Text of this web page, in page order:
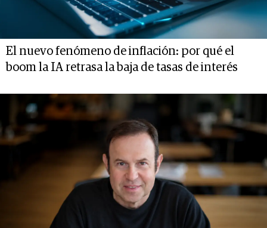
El nuevo fenómeno de inflación: por qué el
boom la IA retrasa la baja de tasas de interés